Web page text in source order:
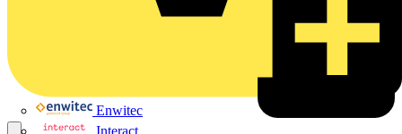
Enwitec
Interact